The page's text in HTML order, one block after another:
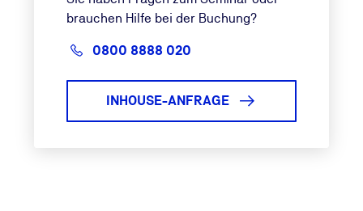
brauchen Hilfe bei der Buchung?
0800 8888 020
INHOUSE-ANFRAGE